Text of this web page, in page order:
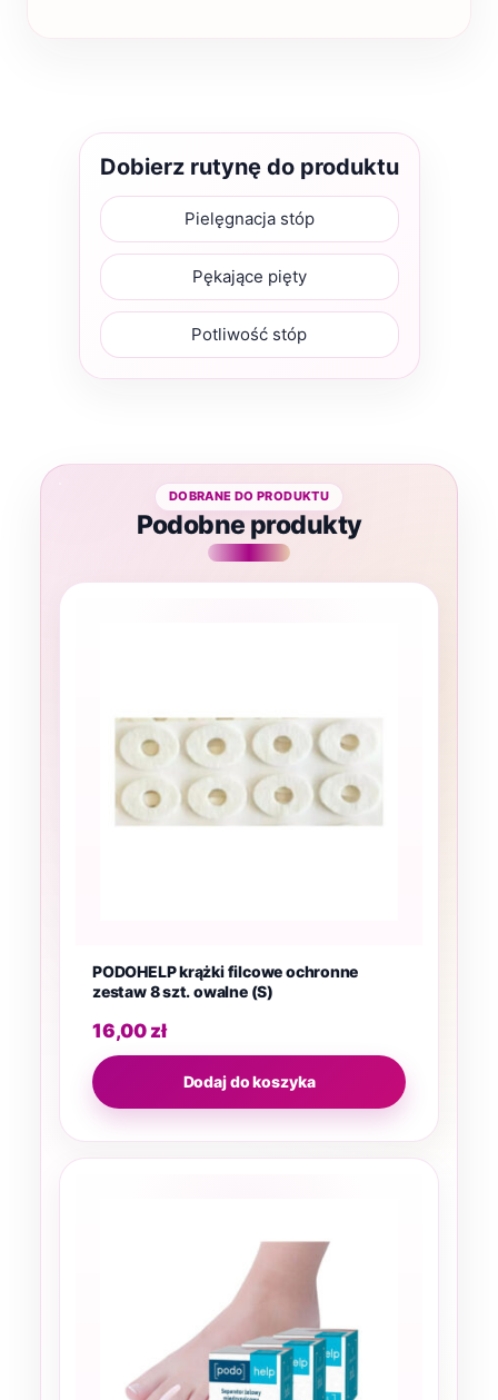
Dobierz rutynę do produktu
Pielęgnacja stóp
Pękające pięty
Potliwość stóp
Podobne produkty
PODOHELP krążki filcowe ochronne
zestaw 8 szt. owalne (S)
16,00 zł
Dodaj do koszyka